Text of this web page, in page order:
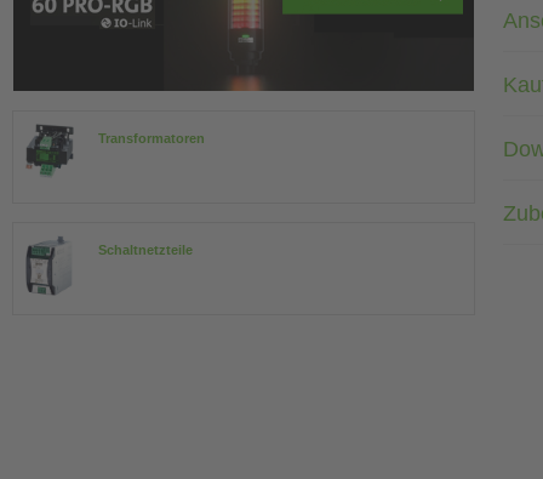
Transformatoren
Schaltnetzteile